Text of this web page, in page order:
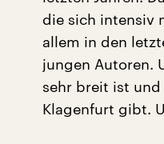
die sich intensiv
allem in den
jungen Autoren.
sehr breit ist
Klagenfurt gibt.